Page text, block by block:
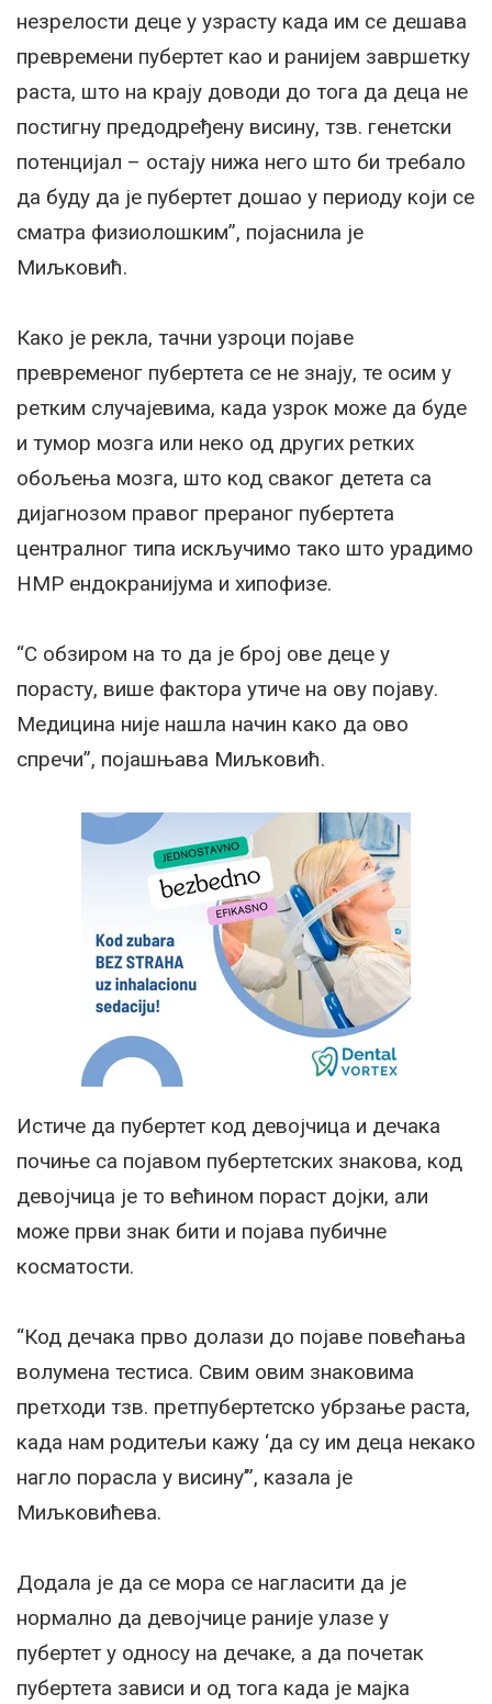
незрелости деце у узрасту када им се дешава
превремени пубертет као и ранијем завршетку
раста, што на крају доводи до тога да деца не
постигну предодређену висину, тзв. генетски
потенцијал – остају нижа него што би требало
да буду да је пубертет дошао у периоду који се
сматра физиолошким”, појаснила је
Миљковић.
Како је рекла, тачни узроци појаве
превременог пубертета се не знају, те осим у
ретким случајевима, када узрок може да буде
и тумор мозга или неко од других ретких
обољења мозга, што код сваког детета са
дијагнозом правог прераног пубертета
централног типа искључимо тако што урадимо
НМР ендокранијума и хипофизе.
“С обзиром на то да је број ове деце у
порасту, више фактора утиче на ову појаву.
Медицина није нашла начин како да ово
спречи”, појашњава Миљковић.
Истиче да пубертет код девојчица и дечака
почиње са појавом пубертетских знакова, код
девојчица је то већином пораст дојки, али
може први знак бити и појава пубичне
косматости.
“Код дечака прво долази до појаве повећања
волумена тестиса. Свим овим знаковима
претходи тзв. претпубертетско убрзање раста,
када нам родитељи кажу ‘да су им деца некако
нагло порасла у висину’”, казала је
Миљковићева.
Додала је да се мора се нагласити да је
нормално да девојчице раније улазе у
пубертет у односу на дечаке, а да почетак
пубертета зависи и од тога када је мајка